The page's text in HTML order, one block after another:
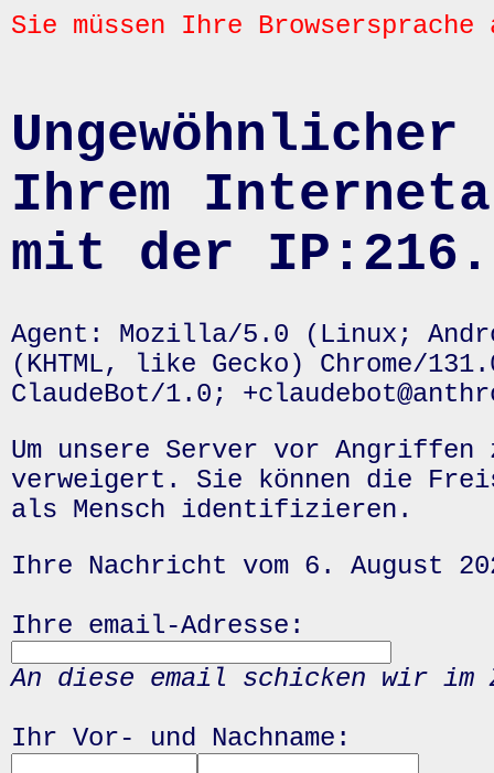
Sie müssen Ihre
Ihrem
mit der
Agent: Mozilla/5.0 (Linux;
(KHTML, like Gecko) Chrome/
ClaudeBot/1.0;
Um unsere Server vor
verweigert. Sie können die
als Mensch identifizieren.
Ihre Nachricht vom 6. August
Ihre email-Adresse:
An diese email schicken wir
Ihr Vor- und Nachname: